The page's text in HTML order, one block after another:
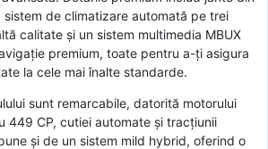
sistem de climatizare automată pe trei
calitate și un sistem multimedia MBUX
premium, toate pentru a-ți asigura
la cele mai înalte standarde.
sunt remarcabile, datorită motorului
449 CP, cutiei automate și tracțiunii
și de un sistem mild hybrid, oferind o